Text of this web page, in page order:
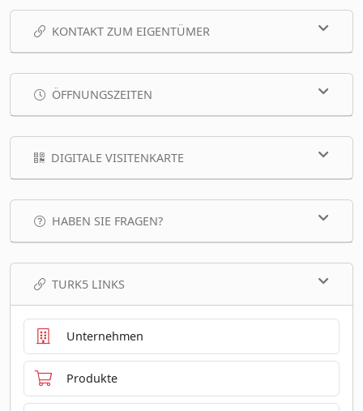
KONTAKT ZUM EIGENTÜMER
ÖFFNUNGSZEITEN
DIGITALE VISITENKARTE
HABEN SIE FRAGEN?
TURK5 LINKS
Unternehmen
Produkte